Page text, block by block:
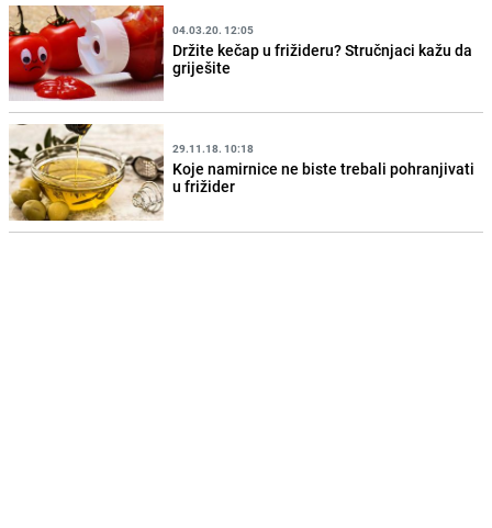
04.03.20. 12:05
Držite kečap u frižideru? Stručnjaci kažu da
griješite
29.11.18. 10:18
Koje namirnice ne biste trebali pohranjivati
u frižider